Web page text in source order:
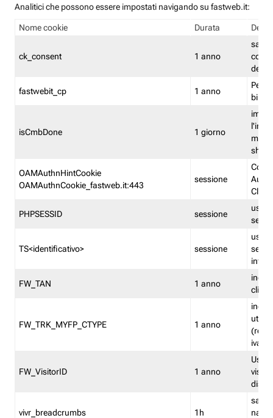
Analitici che possono essere impostati navigando su fastweb.it:
Nome cookie Durata
ck_consent 1 anno
salva
dei
fastwebit_cp 1 anno
isCmbDone 1 giorno
shp
OAMAuthnHintCookie
OAMAuthnCookie_fastweb.it:443
sessione
PHPSESSID sessione
TS<identificativo> sessione
FW_TAN 1 anno
FW_TRK_MYFP_CTYPE 1 anno
iva/
FW_VisitorID 1 anno
vivr_breadcrumbs 1h
salva